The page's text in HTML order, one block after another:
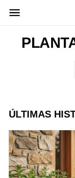
para
conteúdo
ÚLTIMAS